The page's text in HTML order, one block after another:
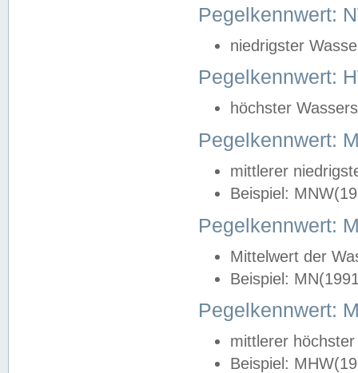
Pegelkennwert:
niedrigster
Pegelkennwert:
höchster
Pegelkennwert:
mittlerer
Beispiel:
Pegelkennwert:
Mittelwert der
Beispiel:
Pegelkennwert:
mittlerer
Beispiel: